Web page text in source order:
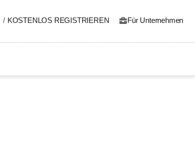
/ KOSTENLOS REGISTRIEREN Für Unternehmen